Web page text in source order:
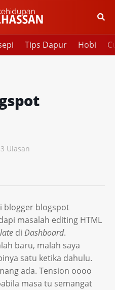
Tips Dapur Hobi
Ulasan
blogger blogspot
masalah editing HTML
di Dashboard.
baru, malah saya
satu ketika dahulu.
ada. Tension oooo
masa tu semangat